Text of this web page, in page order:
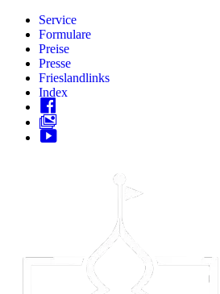
Zum
Inhalt
springen
Service
Formulare
Preise
Presse
Frieslandlinks
Index